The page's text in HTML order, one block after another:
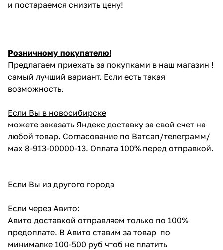
и постараемся снизить цену!
Розничному покупателю!
Предлагаем приехать за покупками в наш магазин !
самый лучший вариант. Если есть такая
возможность.
Если Вы в новосибирске
можете заказать Яндекс доставку за свой счет на
любой товар. Согласование по Ватсап/телеграмм/
мах 8-913-00000-13. Оплата 100% перед отправкой.
Если Вы из другого города
Если через Авито:
Авито доставкой отправляем только по 100%
предоплате. В Авито ставим за товар по
минималке 100-500 руб чтоб не платить